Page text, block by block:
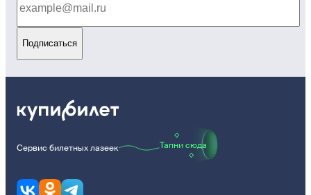
Подписаться
Сервис билетных лазеек Тапни сюда